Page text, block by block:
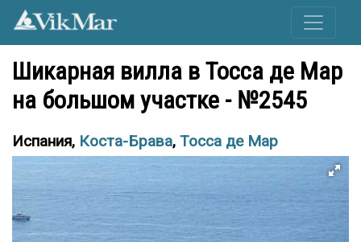
Шикарная вилла в Тосса де Мар
на большом участке - №2545
Испания, Коста-Брава, Тосса де Мар